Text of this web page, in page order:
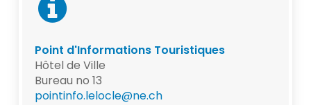
Point d'Informations Touristiques
Hôtel de Ville
Bureau no 13
pointinfo.lelocle@ne.ch